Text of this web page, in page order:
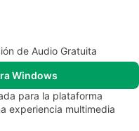
de Audio Gratuita
Windows
para la plataforma
experiencia multimedia